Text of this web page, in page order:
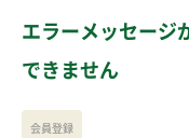
エラーメッセージ
できません
会員登録